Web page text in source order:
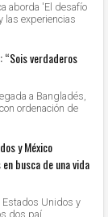
aborda 'El desafío
las experiencias
“Sois verdaderos
a Bangladés,
ordenación de
y México
busca de una vida
Estados Unidos y
dos paí...